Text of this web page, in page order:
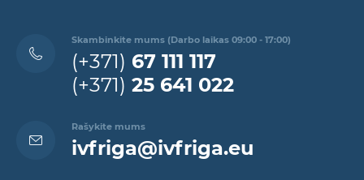
Skambinkite mums (Darbo laikas 09:00 - 17:00)
(+371) 67 111 117
(+371) 25 641 022
Rašykite mums
ivfriga@ivfriga.eu